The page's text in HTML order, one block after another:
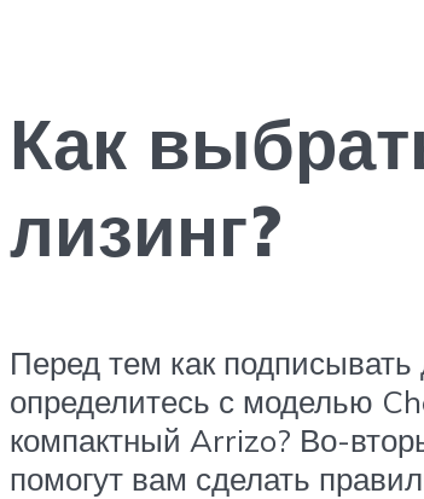
Как
лизинг?
Перед тем как
определитесь с моделью
компактный Arrizo? Во-
помогут вам сделать